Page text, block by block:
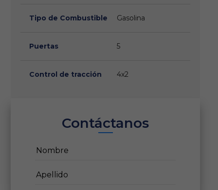
Tipo de Combustible Gasolina
Puertas 5
Control de tracción 4x2
Contáctanos